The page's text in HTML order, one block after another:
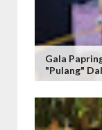
Gala
"Pulang"